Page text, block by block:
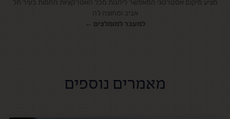
מציע מיקום אסטרטגי המאפשר ליהנות מכל האטרקציות החמות בעיר תל
אביב ומחוצה לה
למעבר למומלצים ←
מאמרים נוספים